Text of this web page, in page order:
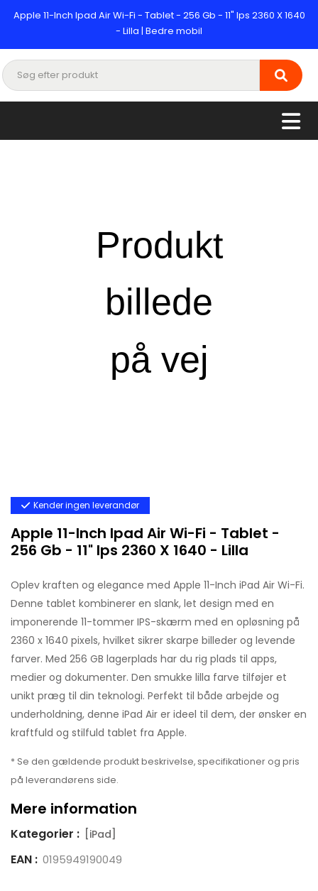
Apple 11-Inch Ipad Air Wi-Fi - Tablet - 256 Gb - 11" Ips 2360 X 1640
- Lilla | Bedre mobil
Kender ingen leverandør
Apple 11-Inch Ipad Air Wi-Fi - Tablet -
256 Gb - 11" Ips 2360 X 1640 - Lilla
Oplev kraften og elegance med Apple 11-Inch iPad Air Wi-Fi.
Denne tablet kombinerer en slank, let design med en
imponerende 11-tommer IPS-skærm med en opløsning på
2360 x 1640 pixels, hvilket sikrer skarpe billeder og levende
farver. Med 256 GB lagerplads har du rig plads til apps,
medier og dokumenter. Den smukke lilla farve tilføjer et
unikt præg til din teknologi. Perfekt til både arbejde og
underholdning, denne iPad Air er ideel til dem, der ønsker en
kraftfuld og stilfuld tablet fra Apple.
* Se den gældende produkt beskrivelse, specifikationer og pris
på leverandørens side.
Mere information
Kategorier : [iPad]
EAN : 0195949190049